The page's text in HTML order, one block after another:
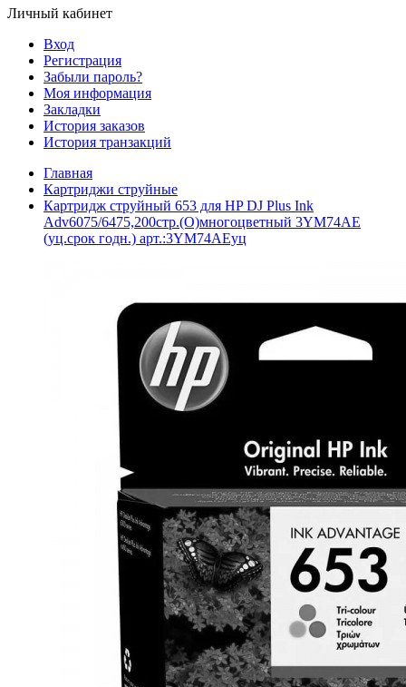
Личный кабинет
Вход
Регистрация
Забыли пароль?
Моя информация
Закладки
История заказов
История транзакций
Главная
Картриджи струйные
Картридж струйный 653 для HP DJ Plus Ink
Adv6075/6475,200стр.(O)многоцветный 3YM74AE
(уц.срок годн.) арт.:3YM74AEуц